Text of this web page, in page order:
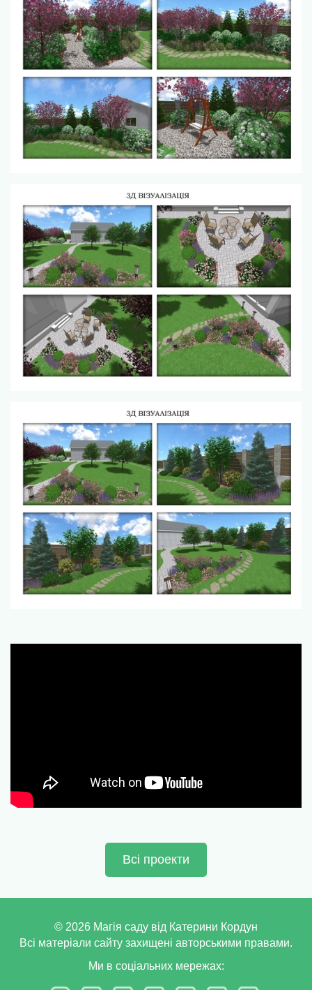
Всі проекти
© 2026 Магія саду від Катерини Кордун
Всі матеріали сайту захищені авторськими правами.
Ми в соціальних мережах: